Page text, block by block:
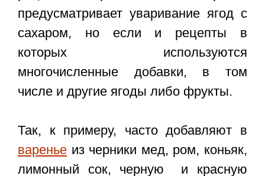
предусматривает уваривание ягод с
сахаром, но если и рецепты в
которых используются
многочисленные добавки, в том
числе и другие ягоды либо фрукты.
Так, к примеру, часто добавляют в
варенье из черники мед, ром, коньяк,
лимонный сок, черную и красную